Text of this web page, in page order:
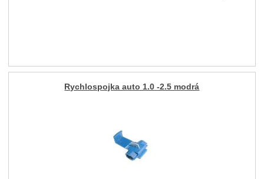
Rychlospojka auto 1.0 -2.5 modrá